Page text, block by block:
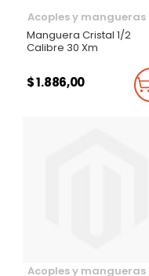
Acoples y mangueras
Manguera Cristal 1/2
Calibre 30 Xm
$ 1.886,00
Acoples y mangueras